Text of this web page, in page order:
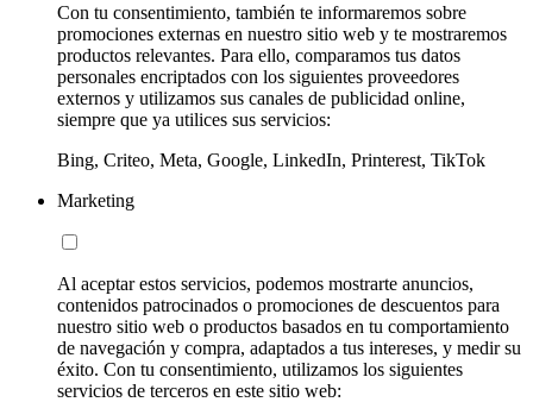
Con tu consentimiento, también te informaremos sobre
promociones externas en nuestro sitio web y te mostraremos
productos relevantes. Para ello, comparamos tus datos
personales encriptados con los siguientes proveedores
externos y utilizamos sus canales de publicidad online,
siempre que ya utilices sus servicios:
Bing, Criteo, Meta, Google, LinkedIn, Printerest, TikTok
Marketing
Al aceptar estos servicios, podemos mostrarte anuncios,
contenidos patrocinados o promociones de descuentos para
nuestro sitio web o productos basados en tu comportamiento
de navegación y compra, adaptados a tus intereses, y medir su
éxito. Con tu consentimiento, utilizamos los siguientes
servicios de terceros en este sitio web: